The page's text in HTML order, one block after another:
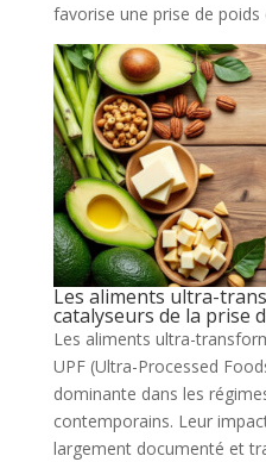
favorise une prise de
Les aliments ultra-
catalyseurs de la prise
Les aliments ultra-
UPF (Ultra-Processed
dominante dans les
contemporains. Leur
largement documenté et